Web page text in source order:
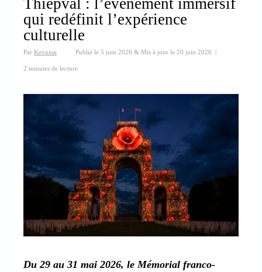
Thiepval : l’événement immersif
qui redéfinit l’expérience
culturelle
Par Kevunie Publié le 5 juin 2026 & Mis à jour le 20 juin 2026 |
2 minutes de lecture
Du 29 au 31 mai 2026, le Mémorial franco-